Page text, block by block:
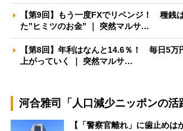
【第9回】もう一度FXでリベンジ！ 種銭
た”ヒミツのお金” ｜ 突然マルサ…
【第8回】年利はなんと14.6％！ 毎日5万
上がっていく ｜ 突然マルサ…
河合雅司「人口減少ニッポンの活
【「警察官離れ」に歯止めは